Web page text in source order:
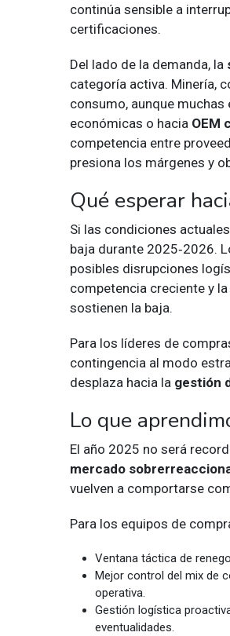
continúa sensible a
certificaciones.
Del lado de la demanda, la
categoría activa. Minería,
consumo, aunque
económicas o hacia OEM
competencia entre
presiona los márgenes y
Qué esperar
Si las condiciones
baja durante 2025‑2026.
posibles disrupciones
competencia creciente y
sostienen la baja.
Para los líderes de
contingencia al modo
desplaza hacia la gestión
Lo que
El año 2025 no será
mercado
vuelven a comportarse
Para los equipos de
Ventana táctica de
Mejor control del mix de
operativa.
Gestión logística
eventualidades.